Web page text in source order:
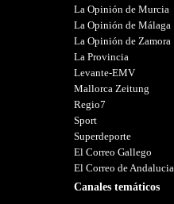
La Opinión de Murcia
La Opinión de Málaga
La Opinión de Zamora
La Provincia
Levante-EMV
Mallorca Zeitung
Regio7
Sport
Superdeporte
El Correo Gallego
El Correo de Andalucia
Canales temáticos